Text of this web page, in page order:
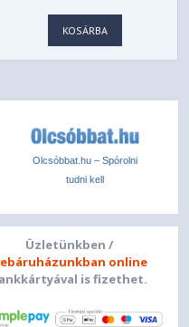
KOSÁRBA
Olcsóbbat.hu – Spórolni
tudni kell
Üzletünkben /
online
is fizethet.